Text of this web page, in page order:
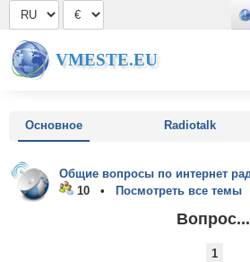
VMESTE.EU
Основное Radiotalk
Общие вопросы по интернет
10 •
Посмотреть все темы
1